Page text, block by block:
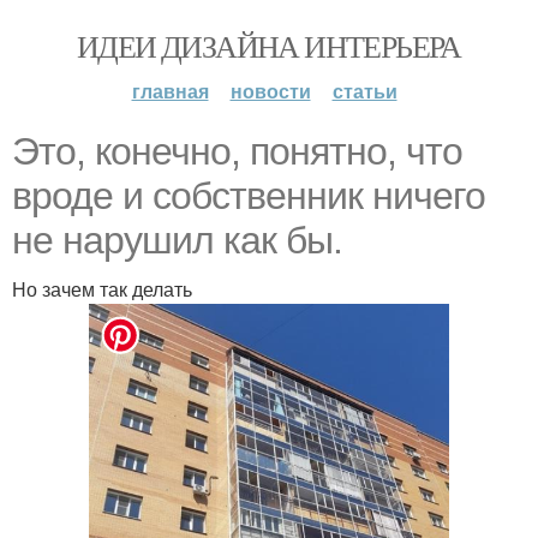
ИДЕИ ДИЗАЙНА ИНТЕРЬЕРА
главная новости статьи
Это, конечно, понятно, что
вроде и собственник ничего
не нарушил как бы.
Но зачем так делать